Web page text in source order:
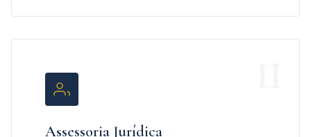
Assessoria Jurídica